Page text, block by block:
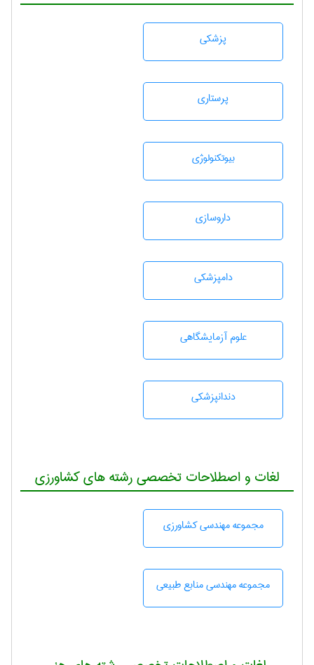
پزشكی
پرستاری
بيوتكنولوژی
داروسازی
دامپزشكی
علوم آزمايشگاهی
دندانپزشكی
لغات و اصطلاحات تخصصی رشته های کشاورزی
مجموعه مهندسی كشاورزی
مجموعه مهندسی منابع طبيعی